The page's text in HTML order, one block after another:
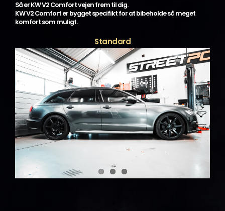
Så er KW V2 Comfort vejen frem til dig.
KW V2 Comfort er bygget specifikt for at bibeholde så meget
komfort som muligt.
Standard